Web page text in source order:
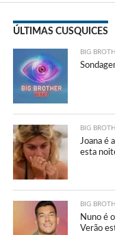
ÚLTIMAS CUSQUICES
BIG
BIG
Joana é
esta
BIG
Nuno é
Verão